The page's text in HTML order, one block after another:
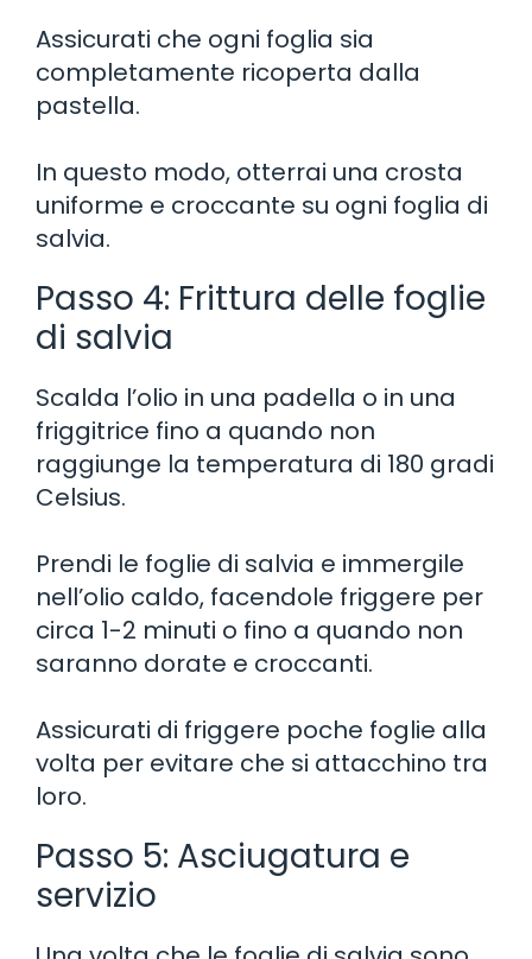
Assicurati che ogni foglia sia
completamente ricoperta dalla
pastella.
In questo modo, otterrai una crosta
uniforme e croccante su ogni foglia di
salvia.
Passo 4: Frittura delle foglie
di salvia
Scalda l’olio in una padella o in una
friggitrice fino a quando non
raggiunge la temperatura di 180 gradi
Celsius.
Prendi le foglie di salvia e immergile
nell’olio caldo, facendole friggere per
circa 1-2 minuti o fino a quando non
saranno dorate e croccanti.
Assicurati di friggere poche foglie alla
volta per evitare che si attacchino tra
loro.
Passo 5: Asciugatura e
servizio